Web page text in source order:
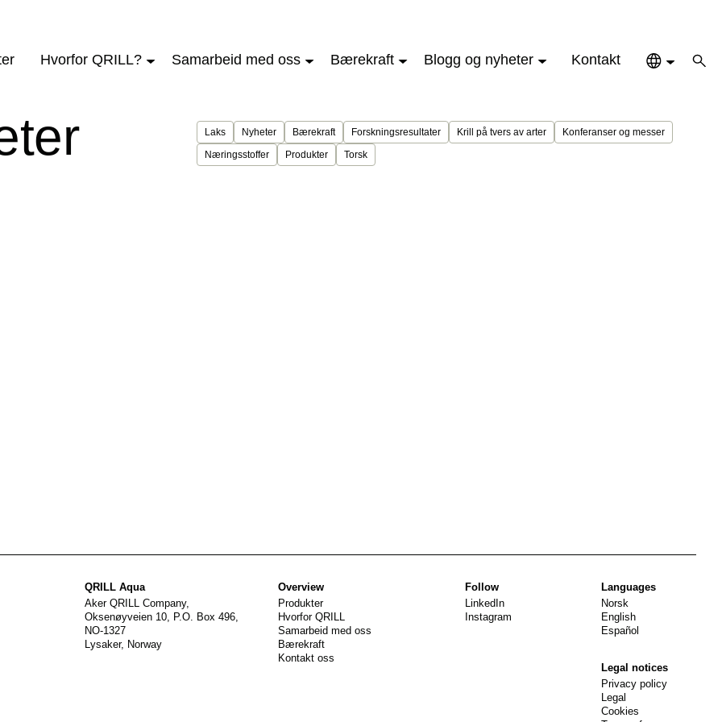
Hvorfor QRILL? Samarbeid med oss Bærekraft Blogg og nyheter Kontakt
Laks Nyheter Bærekraft Forskningsresultater Krill på tvers av arter
Konferanser og messer
Næringsstoffer
Produkter Torsk
QRILL Aqua
Aker QRILL Company,
Oksenøyveien 10, P.O. Box 496,
NO-1327
Lysaker, Norway
Overview
Produkter
Hvorfor QRILL
Samarbeid med oss
Bærekraft
Kontakt oss
Follow
LinkedIn
Instagram
Languages
Norsk
English
Español
Legal notices
Privacy policy
Legal
Cookies